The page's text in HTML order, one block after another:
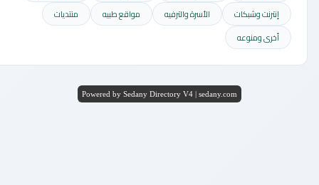
إنترنت وشبكات
الأسرة والترفيه مواقع طبيه
منتديات
أخرى ومنوعه
Powered by Sedany Directory V4 | sedany.com